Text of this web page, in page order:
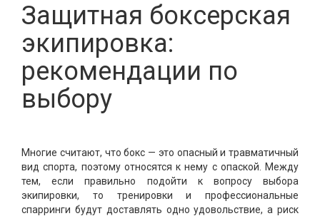
Защитная боксерская
экипировка:
рекомендации по
выбору
Многие считают, что бокс — это опасный и травматичный
вид спорта, поэтому относятся к нему с опаской. Между
тем, если правильно подойти к вопросу выбора
экипировки, то тренировки и профессиональные
спарринги будут доставлять одно удовольствие, а риск